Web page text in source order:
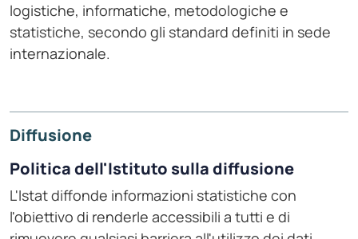
logistiche, informatiche, metodologiche e
statistiche, secondo gli standard definiti in sede
internazionale.
Diffusione
Politica dell'Istituto sulla diffusione
L'Istat diffonde informazioni statistiche con
l'obiettivo di renderle accessibili a tutti e di